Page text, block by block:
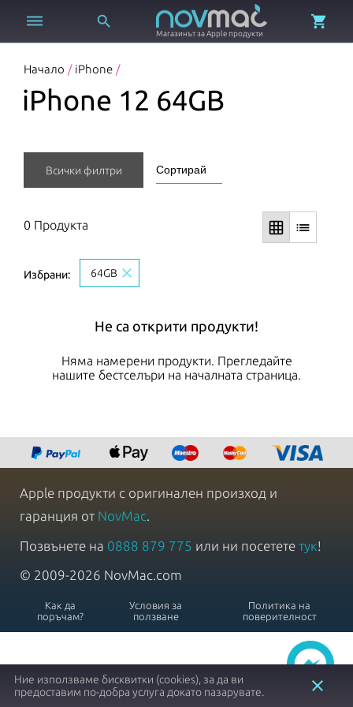
 
Магазинът за Apple продукти

Начало / iPhone /
iPhone 12 64GB
Всички филтри
0 Продукта grid_on list
Избрани: 64GB close
Не са открити продукти!
Няма намерени продукти. Прегледайте
нашите бестселъри на началната страница.
Apple продукти с оригинален произход и
гаранция от NovMac.
Позвънете на 0888 879 775 или ни посетете тук!
© 2009-2026 NovMac.com
Как да
поръчам?
Условия за
ползване
Политика на
поверителност
Ние използваме бисквитки (cookies), за да ви
предоставим по-добра услуга докато пазарувате.
close